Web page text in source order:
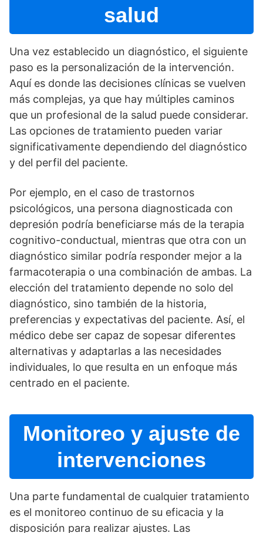
salud
Una vez establecido un diagnóstico, el siguiente
paso es la personalización de la intervención.
Aquí­ es donde las decisiones clí­nicas se vuelven
más complejas, ya que hay múltiples caminos
que un profesional de la salud puede considerar.
Las opciones de tratamiento pueden variar
significativamente dependiendo del diagnóstico
y del perfil del paciente.
Por ejemplo, en el caso de trastornos
psicológicos, una persona diagnosticada con
depresión podrí­a beneficiarse más de la terapia
cognitivo-conductual, mientras que otra con un
diagnóstico similar podrí­a responder mejor a la
farmacoterapia o una combinación de ambas. La
elección del tratamiento depende no solo del
diagnóstico, sino también de la historia,
preferencias y expectativas del paciente. Así­, el
médico debe ser capaz de sopesar diferentes
alternativas y adaptarlas a las necesidades
individuales, lo que resulta en un enfoque más
centrado en el paciente.
Monitoreo y ajuste de
intervenciones
Una parte fundamental de cualquier tratamiento
es el monitoreo continuo de su eficacia y la
disposición para realizar ajustes. Las